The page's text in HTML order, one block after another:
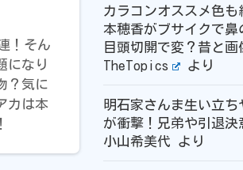
！そん
になり
？気に
カは本
カラコンオススメ色も
本穂香がブサイクで鼻
目頭切開で変？昔と
TheTopics
より
明石家さんま生い立ち
が衝撃！兄弟や引退決
小山希美代 より